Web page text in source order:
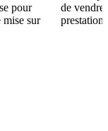
pour
mise sur
de vendre